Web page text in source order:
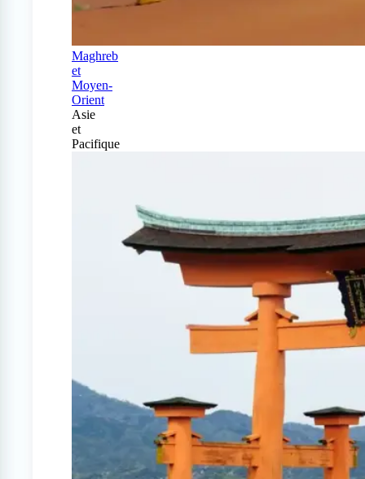
Maghreb
et
Moyen-
Orient
Asie
et
Pacifique